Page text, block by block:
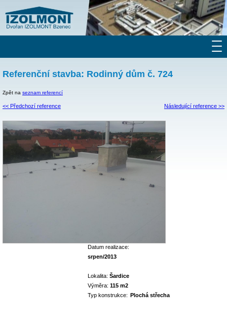
Referenční stavba: Rodinný dům č. 724
Zpět na seznam referencí
<< Předchozí reference Následující reference >>
Datum realizace:
srpen/2013
Lokalita: Šardice
Výměra: 115 m2
Typ konstrukce: Plochá střecha